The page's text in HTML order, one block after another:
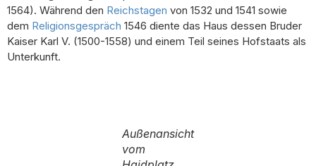
1564). Während den Reichstagen von 1532 und 1541 sowie
dem Religionsgespräch 1546 diente das Haus dessen Bruder
Kaiser Karl V. (1500-1558) und einem Teil seines Hofstaats als
Unterkunft.
Außenansicht
vom